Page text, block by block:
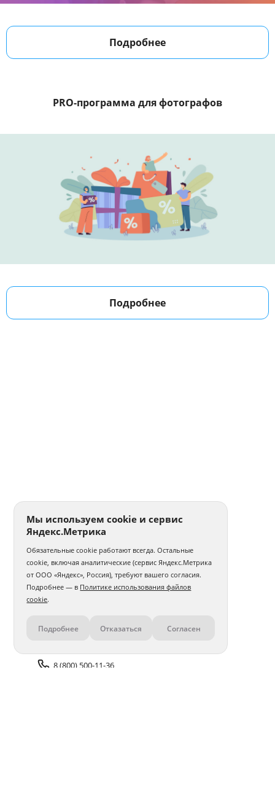
Подробнее
PRO-программа для фотографов
Подробнее
Контакты
8 (800) 500-11-36
Мы используем cookie и сервис
Яндекс.Метрика
Обязательные cookie работают всегда. Остальные
cookie, включая аналитические (сервис Яндекс.Метрика
от ООО «Яндекс», Россия), требуют вашего согласия.
Подробнее — в Политике использования файлов
cookie.
Подробнее Отказаться Согласен